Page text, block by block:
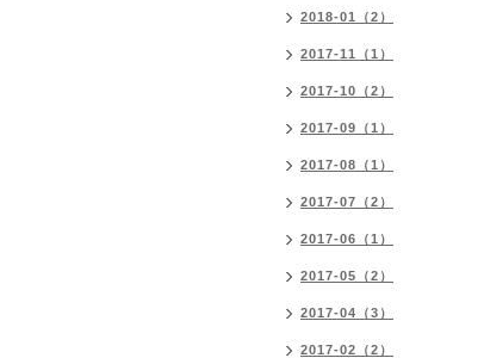
2018-01（2）
2017-11（1）
2017-10（2）
2017-09（1）
2017-08（1）
2017-07（2）
2017-06（1）
2017-05（2）
2017-04（3）
2017-02（2）